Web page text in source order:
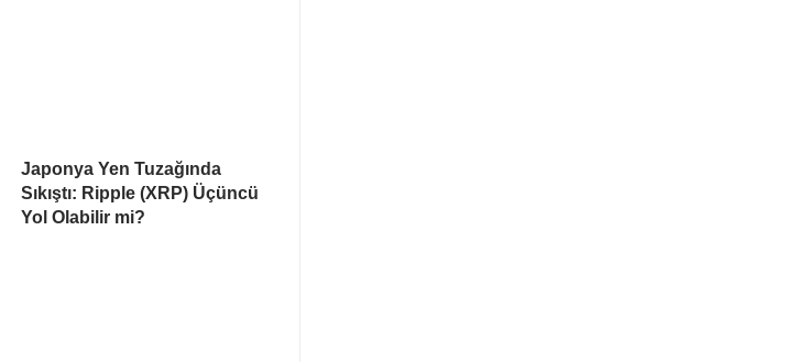
Japonya Yen Tuzağında
Sıkıştı: Ripple (XRP) Üçüncü
Yol Olabilir mi?